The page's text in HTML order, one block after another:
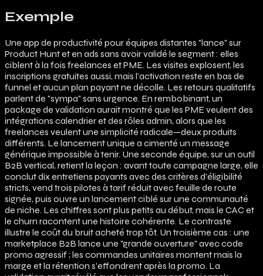
Exemple
Une app de productivité pour équipes distantes "lance" sur
Product Hunt et en ads sans avoir validé le segment : elles
ciblent à la fois freelances et PME. Les visites explosent, les
inscriptions gratuites aussi, mais l’activation reste en bas de
funnel et aucun plan payant ne décolle. Les retours qualitatifs
parlent de "sympa" sans urgence. En rembobinant, un
package de validation aurait montré que les PME veulent des
intégrations calendrier et des rôles admin, alors que les
freelances veulent une simplicité radicale—deux produits
différents. Le lancement unique a cimenté un message
générique impossible à tenir. Une seconde équipe, sur un outil
B2B vertical, retient la leçon : avant toute campagne large, elle
conclut dix entretiens payants avec des critères d’éligibilité
stricts, vend trois pilotes à tarif réduit avec feuille de route
signée, puis ouvre un lancement ciblé sur une communauté
de niche. Les chiffres sont plus petits au début, mais le CAC et
le churn racontent une histoire cohérente. Le contraste
illustre le coût du bruit acheté trop tôt. Un troisième cas : une
marketplace B2B lance une "grande ouverture" avec code
promo agressif ; les commandes unitaires montent mais la
marge et la rétention s’effondrent après la promo. La